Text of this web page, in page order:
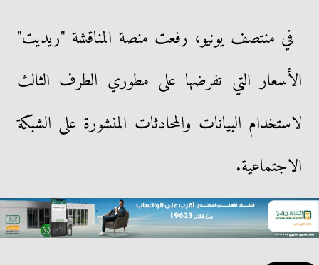
في منتصف يونيو، رفعت منصة المناقشة "ريديت"
الأسعار التي تفرضها على مطوري الطرف الثالث
لاستخدام البيانات والمحادثات المنشورة على الشبكة
الاجتماعية.